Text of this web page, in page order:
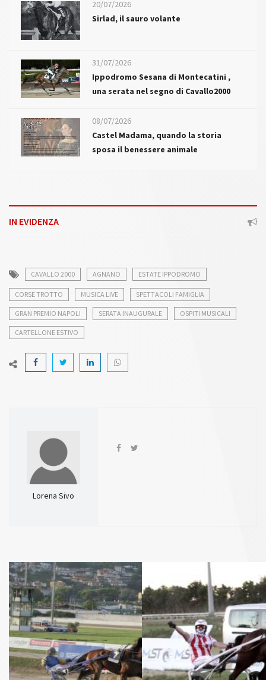
20/07/2026
Sirlad, il sauro volante
31/07/2026
Ippodromo Sesana di Montecatini ,
una serata nel segno di Cavallo2000
08/07/2026
Castel Madama, quando la storia
sposa il benessere animale
IN EVIDENZA
CAVALLO 2000 AGNANO ESTATE IPPODROMO
CORSE TROTTO MUSICA LIVE SPETTACOLI FAMIGLIA
GRAN PREMIO NAPOLI SERATA INAUGURALE OSPITI MUSICALI
CARTELLONE ESTIVO
Lorena Sivo